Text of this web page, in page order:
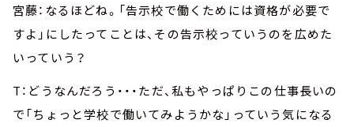
宮藤：なるほどね。「告示校で働くためには資格が必要で
すよ」にしたってことは、その告示校っていうのを広めた
いっていう？
T：どうなんだろう・・・ただ、私もやっぱりこの仕事長いの
で「ちょっと学校で働いてみようかな」っていう気になる